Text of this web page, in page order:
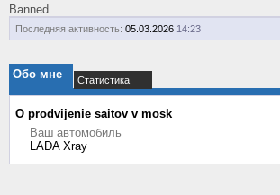
Banned
Последняя активность: 05.03.2026 14:23
Обо мне Статистика
О prodvijenie saitov v mosk
Ваш автомобиль
LADA Xray